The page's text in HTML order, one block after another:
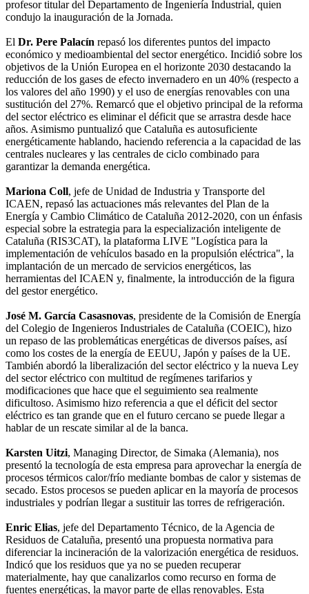
profesor titular del Departamento de Ingeniería Industrial, quien
condujo la inauguración de la Jornada.
El Dr. Pere Palacín repasó los diferentes puntos del impacto
económico y medioambiental del sector energético. Incidió sobre los
objetivos de la Unión Europea en el horizonte 2030 destacando la
reducción de los gases de efecto invernadero en un 40% (respecto a
los valores del año 1990) y el uso de energías renovables con una
sustitución del 27%. Remarcó que el objetivo principal de la reforma
del sector eléctrico es eliminar el déficit que se arrastra desde hace
años. Asimismo puntualizó que Cataluña es autosuficiente
energéticamente hablando, haciendo referencia a la capacidad de las
centrales nucleares y las centrales de ciclo combinado para
garantizar la demanda energética.
Mariona Coll, jefe de Unidad de Industria y Transporte del
ICAEN, repasó las actuaciones más relevantes del Plan de la
Energía y Cambio Climático de Cataluña 2012-2020, con un énfasis
especial sobre la estrategia para la especialización inteligente de
Cataluña (RIS3CAT), la plataforma LIVE "Logística para la
implementación de vehículos basado en la propulsión eléctrica", la
implantación de un mercado de servicios energéticos, las
herramientas del ICAEN y, finalmente, la introducción de la figura
del gestor energético.
José M. García Casasnovas, presidente de la Comisión de Energía
del Colegio de Ingenieros Industriales de Cataluña (COEIC), hizo
un repaso de las problemáticas energéticas de diversos países, así
como los costes de la energía de EEUU, Japón y países de la UE.
También abordó la liberalización del sector eléctrico y la nueva Ley
del sector eléctrico con multitud de regímenes tarifarios y
modificaciones que hace que el seguimiento sea realmente
dificultoso. Asimismo hizo referencia a que el déficit del sector
eléctrico es tan grande que en el futuro cercano se puede llegar a
hablar de un rescate similar al de la banca.
Karsten Uitzi, Managing Director, de Simaka (Alemania), nos
presentó la tecnología de esta empresa para aprovechar la energía de
procesos térmicos calor/frío mediante bombas de calor y sistemas de
secado. Estos procesos se pueden aplicar en la mayoría de procesos
industriales y podrían llegar a sustituir las torres de refrigeración.
Enric Elias, jefe del Departamento Técnico, de la Agencia de
Residuos de Cataluña, presentó una propuesta normativa para
diferenciar la incineración de la valorización energética de residuos.
Indicó que los residuos que ya no se pueden recuperar
materialmente, hay que canalizarlos como recurso en forma de
fuentes energéticas, la mayor parte de ellas renovables. Esta